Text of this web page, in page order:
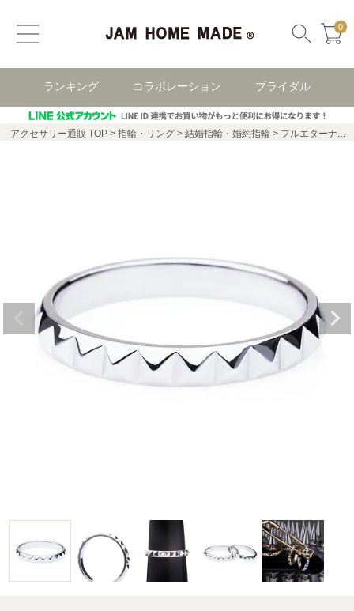
0
ランキング コラボレーション ブライダル
アクセサリー通販 TOP 指輪・リング 結婚指輪・婚約指輪 フルエターナルスタッズマリッジリングM-PT900-/結婚指輪・マリッジリング